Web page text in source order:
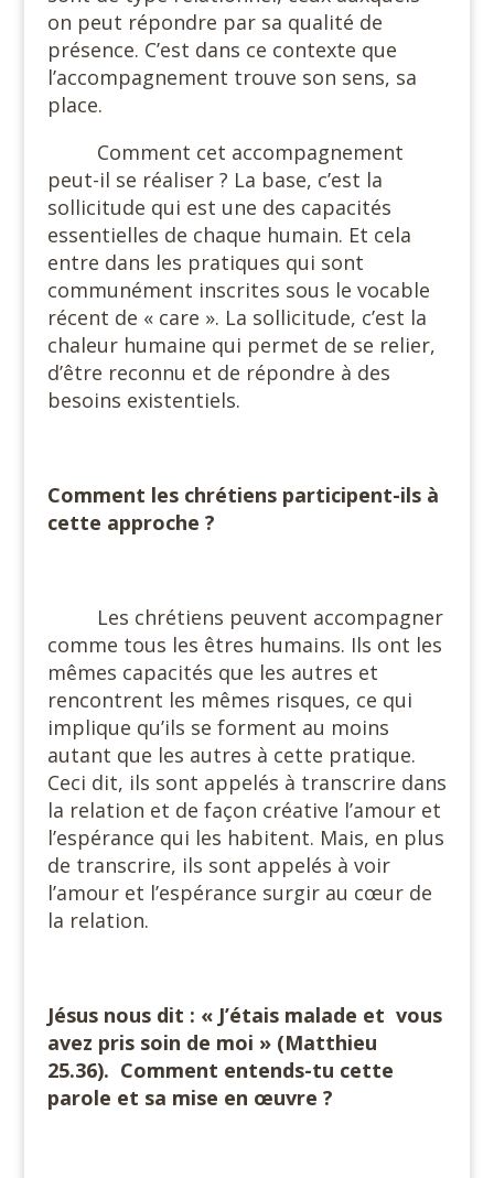
on peut répondre par sa qualité de
présence. C’est dans ce contexte que
l’accompagnement trouve son sens, sa
place.
Comment cet accompagnement
peut-il se réaliser ? La base, c’est la
sollicitude qui est une des capacités
essentielles de chaque humain. Et cela
entre dans les pratiques qui sont
communément inscrites sous le vocable
récent de « care ». La sollicitude, c’est la
chaleur humaine qui permet de se relier,
d’être reconnu et de répondre à des
besoins existentiels.
Comment les chrétiens participent-ils à
cette approche ?
Les chrétiens peuvent accompagner
comme tous les êtres humains. Ils ont les
mêmes capacités que les autres et
rencontrent les mêmes risques, ce qui
implique qu’ils se forment au moins
autant que les autres à cette pratique.
Ceci dit, ils sont appelés à transcrire dans
la relation et de façon créative l’amour et
l’espérance qui les habitent. Mais, en plus
de transcrire, ils sont appelés à voir
l’amour et l’espérance surgir au cœur de
la relation.
Jésus nous dit : « J’étais malade et vous
avez pris soin de moi » (Matthieu
25.36). Comment entends-tu cette
parole et sa mise en œuvre ?